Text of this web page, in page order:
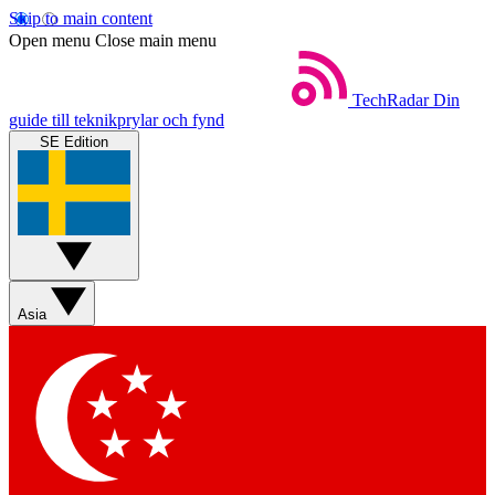
Skip to main content
Open menu Close main menu
TechRadar Din
guide till teknikprylar och fynd
SE Edition
Asia